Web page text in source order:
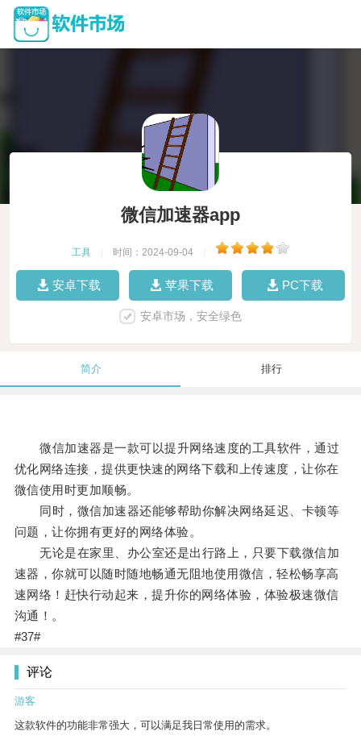
微信加速器app
工具 时间：2024-09-04
安卓下载 苹果下载 PC下载
安卓市场，安全绿色
简介 排行
微信加速器是一款可以提升网络速度的工具软件，通过
优化网络连接，提供更快速的网络下载和上传速度，让你在
微信使用时更加顺畅。
同时，微信加速器还能够帮助你解决网络延迟、卡顿等
问题，让你拥有更好的网络体验。
无论是在家里、办公室还是出行路上，只要下载微信加
速器，你就可以随时随地畅通无阻地使用微信，轻松畅享高
速网络！赶快行动起来，提升你的网络体验，体验极速微信
沟通！。
#37#
评论
游客
这款软件的功能非常强大，可以满足我日常使用的需求。